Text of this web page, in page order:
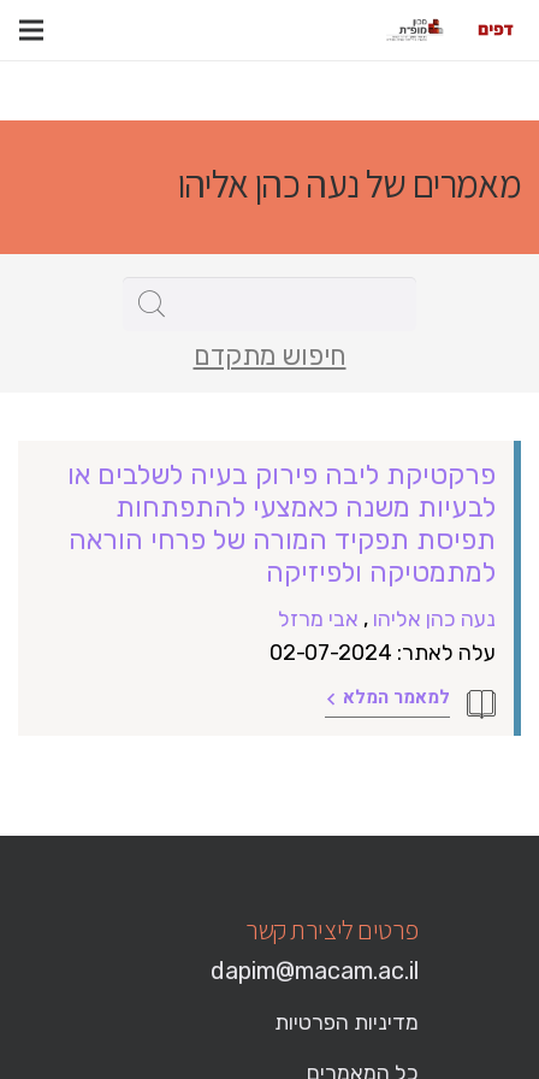
מאמרים של נעה כהן אליהו
חיפוש מתקדם
פרקטיקת ליבה פירוק בעיה לשלבים או
לבעיות משנה כאמצעי להתפתחות
תפיסת תפקיד המורה של פרחי הוראה
למתמטיקה ולפיזיקה
נעה כהן אליהו , אבי מרזל
עלה לאתר: 02-07-2024
למאמר המלא
פרטים ליצירת קשר
dapim@macam.ac.il
מדיניות הפרטיות
כל המאמרים